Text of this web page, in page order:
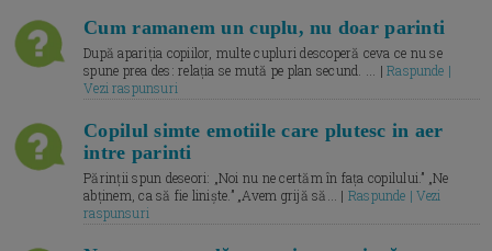
Cum ramanem un cuplu, nu doar parinti
După apariția copiilor, multe cupluri descoperă ceva ce nu se
spune prea des: relația se mută pe plan secund. ... |Raspunde |
Vezi raspunsuri
Copilul simte emotiile care plutesc in aer
intre parinti
Părinții spun deseori: „Noi nu ne certăm în fața copilului.” „Ne
abținem, ca să fie liniște.” „Avem grijă să... | Raspunde | Vezi
raspunsuri